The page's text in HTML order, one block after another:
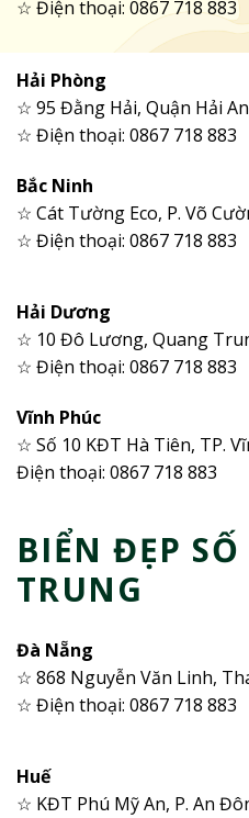
☆ Điện thoại: 0867 718 883
Hải Phòng
☆ 95 Đằng Hải, Quận Hải
☆ Điện thoại: 0867 718 883
Bắc Ninh
☆ Cát Tường Eco, P. Võ
☆ Điện thoại: 0867 718 883
Hải Dương
☆ 10 Đô Lương, Quang
☆ Điện thoại: 0867 718 883
Vĩnh Phúc
☆ Số 10 KĐT Hà Tiên, TP.
Điện thoại: 0867 718 883
BIỂN ĐẸP
TRUNG
Đà Nẵng
☆ 868 Nguyễn Văn Linh,
☆ Điện thoại: 0867 718 883
Huế
☆ KĐT Phú Mỹ An, P. An